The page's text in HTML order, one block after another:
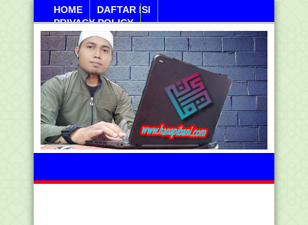
HOME
DAFTAR ISI
PRIVACY POLICY
Sabtu, 08 Agustus 2026